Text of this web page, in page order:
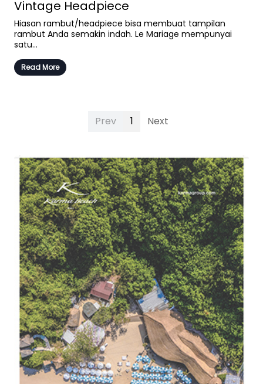
Vintage Headpiece
Hiasan rambut/headpiece bisa membuat tampilan
rambut Anda semakin indah. Le Mariage mempunyai
satu...
Read More
Prev 1 Next